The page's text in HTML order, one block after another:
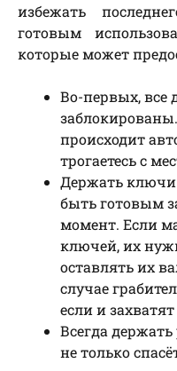
избежать
готовым
которые может
Во-первых,
происходит
трогаетесь с
Держать ключи
быть готовым
момент. Если
ключей, их
оставлять их
случае
если и
Всегда
не только